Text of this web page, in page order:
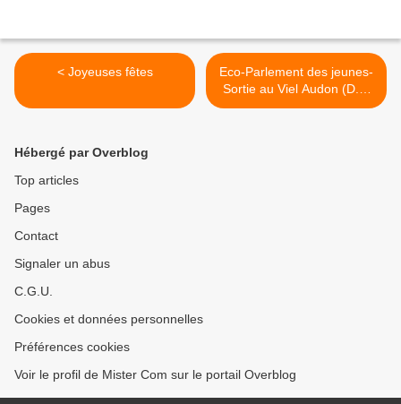
< Joyeuses fêtes
Eco-Parlement des jeunes-
Sortie au Viel Audon (D.L.
du 24/12/08) >
Hébergé par Overblog
Top articles
Pages
Contact
Signaler un abus
C.G.U.
Cookies et données personnelles
Préférences cookies
Voir le profil de Mister Com sur le portail Overblog